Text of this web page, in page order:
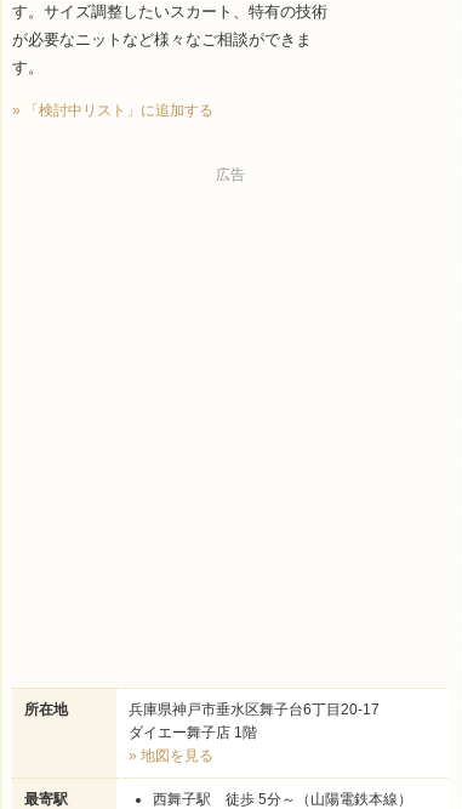
す。サイズ調整したいスカート、特有の技術
が必要なニットなど様々なご相談ができま
す。
» 「検討中リスト」に追加する
所在地
兵庫県神戸市垂水区舞子台6丁目20-17
ダイエー舞子店 1階
» 地図を見る
最寄駅
西舞子駅 徒歩 5分～（山陽電鉄本線）